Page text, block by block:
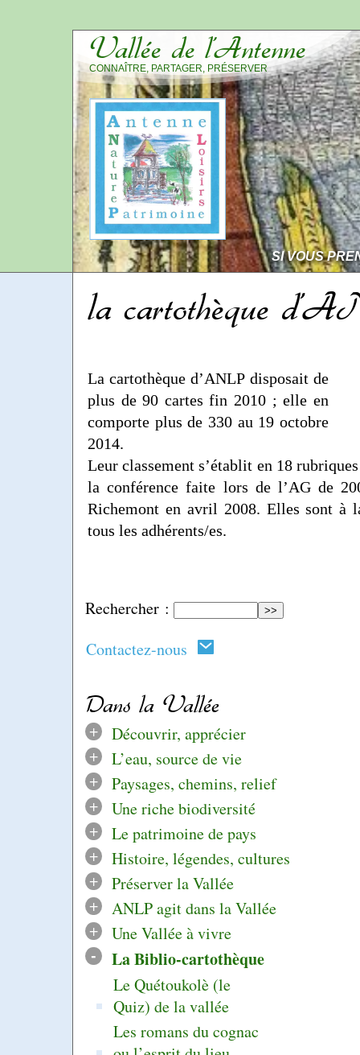
Vallée de l’Antenne
CONNAÎTRE, PARTAGER, PRÉSERVER
SI VOUS
Rechercher :
Contactez-nous
Dans la Vallée
+
Découvrir, apprécier
+
L’eau, source de vie
+
Paysages, chemins, relief
+
Une riche biodiversité
+
Le patrimoine de pays
+
Histoire, légendes, cultures
+
Préserver la Vallée
+
ANLP agit dans la Vallée
+
Une Vallée à vivre
- La Biblio-cartothèque
Le Quétoukolè (le
Quiz) de la vallée
Les romans du cognac
la cartothèque
La cartothèque d’ANLP disposait de
plus de 90 cartes fin 2010 ; elle en
comporte plus de 330 au 19 octobre
2014.
Leur classement s’établit en 18
la conférence faite lors de l’AG de
Richemont en avril 2008. Elles sont à
tous les adhérents/es.